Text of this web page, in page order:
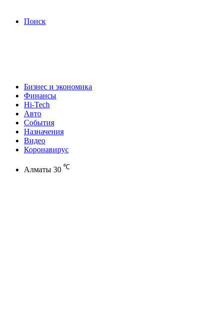
Поиск
Бизнес и экономика
Финансы
Hi-Tech
Авто
События
Назначения
Видео
Коронавирус
Алматы 30 ℃